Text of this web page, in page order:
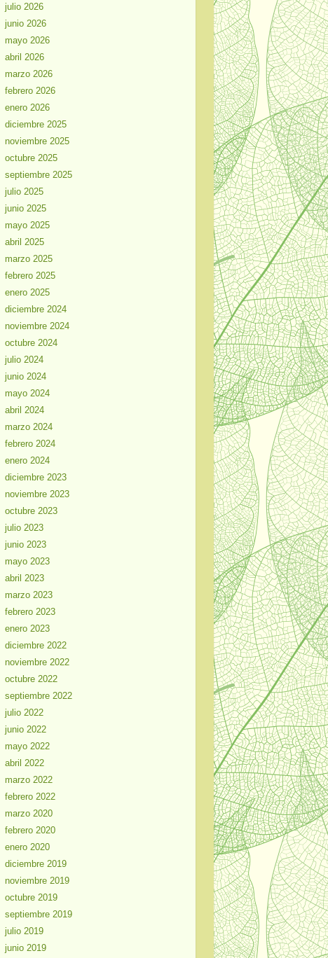
julio 2026
junio 2026
mayo 2026
abril 2026
marzo 2026
febrero 2026
enero 2026
diciembre 2025
noviembre 2025
octubre 2025
septiembre 2025
julio 2025
junio 2025
mayo 2025
abril 2025
marzo 2025
febrero 2025
enero 2025
diciembre 2024
noviembre 2024
octubre 2024
julio 2024
junio 2024
mayo 2024
abril 2024
marzo 2024
febrero 2024
enero 2024
diciembre 2023
noviembre 2023
octubre 2023
julio 2023
junio 2023
mayo 2023
abril 2023
marzo 2023
febrero 2023
enero 2023
diciembre 2022
noviembre 2022
octubre 2022
septiembre 2022
julio 2022
junio 2022
mayo 2022
abril 2022
marzo 2022
febrero 2022
marzo 2020
febrero 2020
enero 2020
diciembre 2019
noviembre 2019
octubre 2019
septiembre 2019
julio 2019
junio 2019